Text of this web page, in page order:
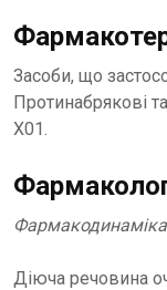
Засоби, що
Протинабрякові
X01.
Діюча речовина